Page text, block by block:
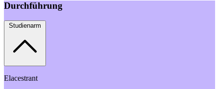
Durchführung
Elacestrant